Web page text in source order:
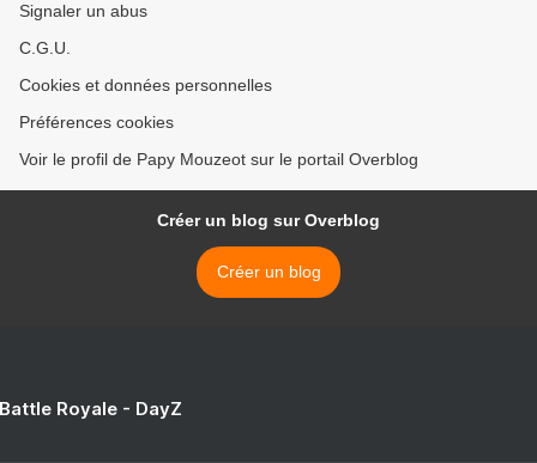
Signaler un abus
C.G.U.
Cookies et données personnelles
Préférences cookies
Voir le profil de Papy Mouzeot sur le portail Overblog
Créer un blog sur Overblog
Créer un blog
Royale - DayZ